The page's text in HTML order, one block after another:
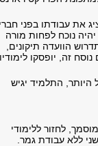
את עבודתו בפני חברי
נוכח לפחות מורה
הוועדה תיקונים,
זה, יופסקו לימודיו
היותר, התלמיד יגיש
לחזור ללימודי
ללא עבודת גמר.